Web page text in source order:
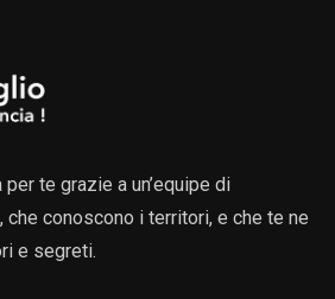
te grazie a un’equipe di
conoscono i territori, e che te ne
e segreti.